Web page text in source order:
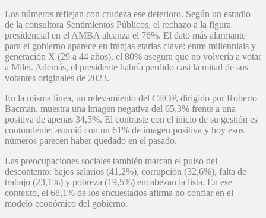
Los números reflejan con crudeza ese deterioro. Según un estudio
de la consultora Sentimientos Públicos, el rechazo a la figura
presidencial en el AMBA alcanza el 76%. El dato más alarmante
para el gobierno aparece en franjas etarias clave: entre millennials y
generación X (29 a 44 años), el 80% asegura que no volvería a votar
a Milei. Además, el presidente habría perdido casi la mitad de sus
votantes originales de 2023.
En la misma línea, un relevamiento del CEOP, dirigido por Roberto
Bacman, muestra una imagen negativa del 65,3% frente a una
positiva de apenas 34,5%. El contraste con el inicio de su gestión es
contundente: asumió con un 61% de imagen positiva y hoy esos
números parecen haber quedado en el pasado.
Las preocupaciones sociales también marcan el pulso del
descontento: bajos salarios (41,2%), corrupción (32,6%), falta de
trabajo (23,1%) y pobreza (19,5%) encabezan la lista. En ese
contexto, el 68,1% de los encuestados afirma no confiar en el
modelo económico del gobierno.